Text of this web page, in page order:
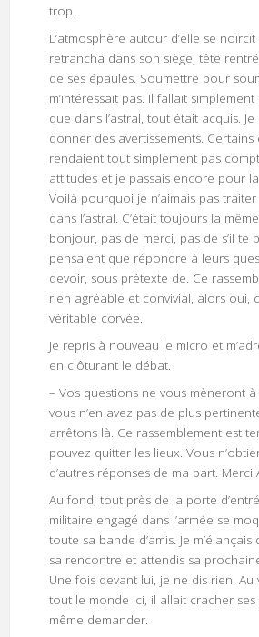
trop.
L’atmosphère autour d’elle se
retrancha dans son siège, tête
de ses épaules. Soumettre pour
m’intéressait pas. Il fallait
que dans l’astral, tout était acquis. Je
donner des avertissements. Certains
rendaient tout simplement pas
attitudes et je passais encore pour
Voilà pourquoi je n’aimais pas
dans l’astral. C’était toujours la
bonjour, pas de merci, pas de s’il te
pensaient que répondre à leurs
devoir, sous prétexte de. Ce
rien agréable et convivial, alors oui,
véritable corvée.
Je repris à nouveau le micro et
en clôturant le débat.
– Vos questions ne vous mèneront à
vous n’en avez pas de plus
arrêtons là. Ce rassemblement est
pouvez quitter les lieux. Vous
d’autres réponses de ma part. Merci
Au fond, tout près de la porte
militaire engagé dans l’armée se
toute sa bande d’amis. Je
sa rencontre et attendis sa
Une fois devant lui, je ne dis rien. Au
tout le monde ici, il allait cracher ses
même demander.